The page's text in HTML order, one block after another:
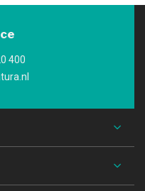
400